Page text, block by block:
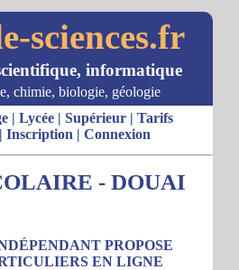
sciences.fr
informatique
chimie, biologie, géologie
| Lycée| Supérieur| Tarifs
Inscription | Connexion
- DOUAI
PROPOSE
EN LIGNE